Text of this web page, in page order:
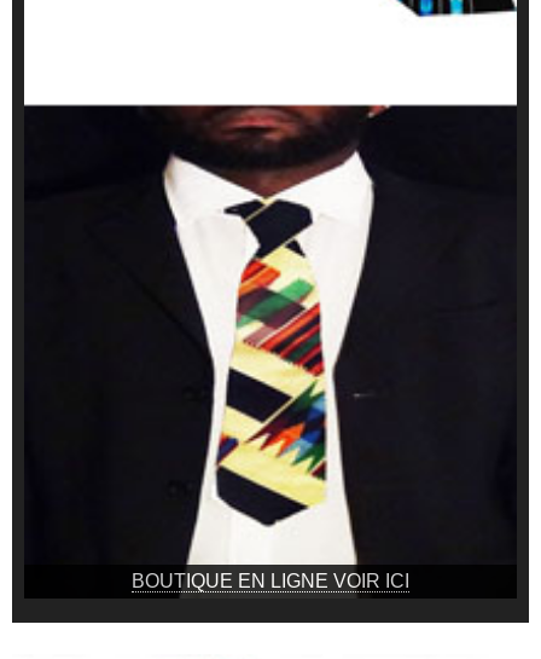
BOUTIQUE EN LIGNE VOIR ICI